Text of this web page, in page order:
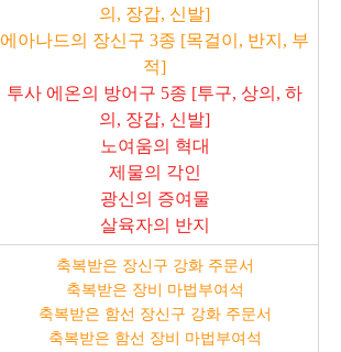
의, 장갑, 신발]
에아나드의 장신구 3종 [목걸이, 반지, 부
적]
투사 에온의 방어구 5종 [투구, 상의, 하
의, 장갑, 신발]
노여움의 혁대
제물의 각인
광신의 증여물
살육자의 반지
축복받은 장신구 강화 주문서
축복받은 장비 마법부여석
축복받은 함선 장신구 강화 주문서
축복받은 함선 장비 마법부여석